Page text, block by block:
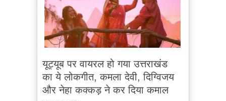
यूट्यूब पर वायरल हो गया उत्तराखंड
का ये लोकगीत, कमला देवी, दिग्विजय
और नेहा कक्कड़ ने कर दिया कमाल